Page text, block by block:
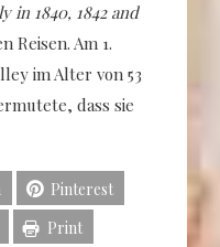
in 1840, 1842 and
Reisen. Am 1.
im Alter von 53
dass sie
Pinterest
Print